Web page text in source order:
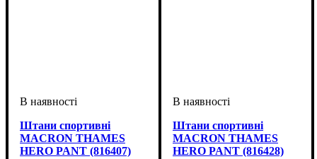
Штани спортивні
MACRON THAMES
HERO PANT (816407)
Штани спортивні
MACRON THAMES
HERO PANT (816428)